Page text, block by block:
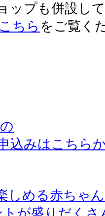
ップも併設し
こちら をご覧く
込みはこちら
しめる赤ちゃ
が盛りだくさ